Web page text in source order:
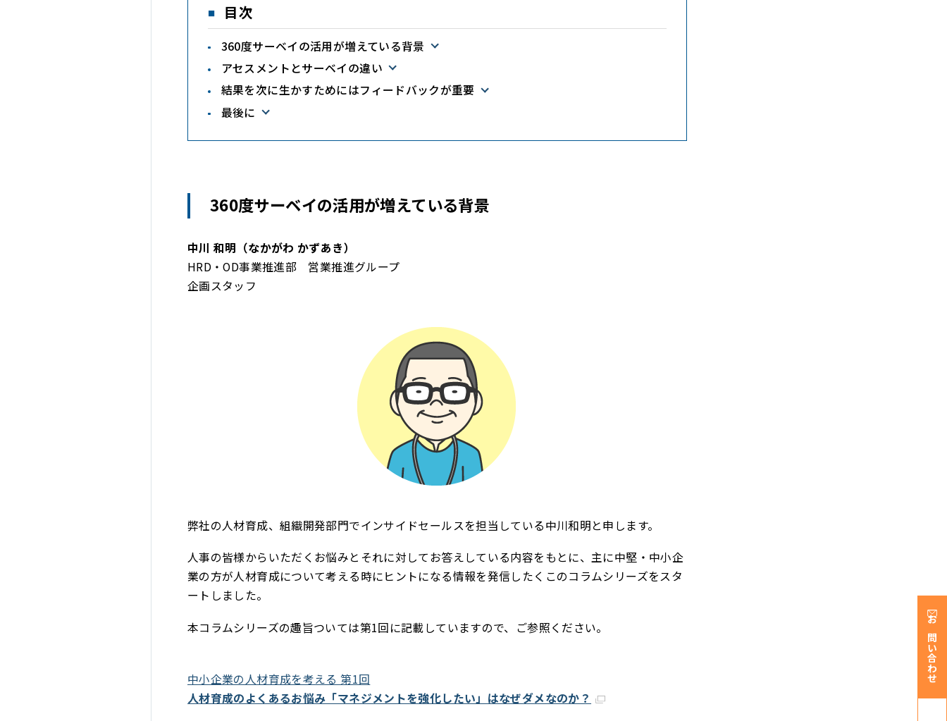
目次
360度サーベイの活用が増えている背景
アセスメントとサーベイの違い
結果を次に生かすためにはフィードバックが重要
最後に
360度サーベイの活用が増えている背景
中川 和明（なかがわ かずあき）
HRD・OD事業推進部 営業推進グループ
企画スタッフ
弊社の人材育成、組織開発部門でインサイドセールスを担当している中川和明と申します。
人事の皆様からいただくお悩みとそれに対してお答えしている内容をもとに、主に中堅・中小企
業の方が人材育成について考える時にヒントになる情報を発信したくこのコラムシリーズをスタ
ートしました。
本コラムシリーズの趣旨ついては第1回に記載していますので、ご参照ください。
中小企業の人材育成を考える 第1回
人材育成のよくあるお悩み「マネジメントを強化したい」はなぜダメなのか？
お問い合わせ